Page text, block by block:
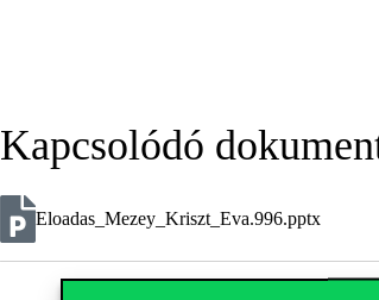
Kapcsolódó
Eloadas_Mezey_Kriszt_Eva.996.pptx